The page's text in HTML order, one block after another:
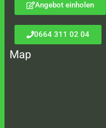
Angebot einholen
0664 311 02 04
Map